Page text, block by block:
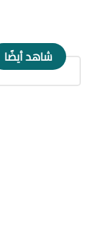
شاهد أيضًا